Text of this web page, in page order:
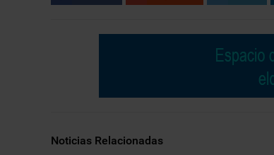
Noticias Relacionadas